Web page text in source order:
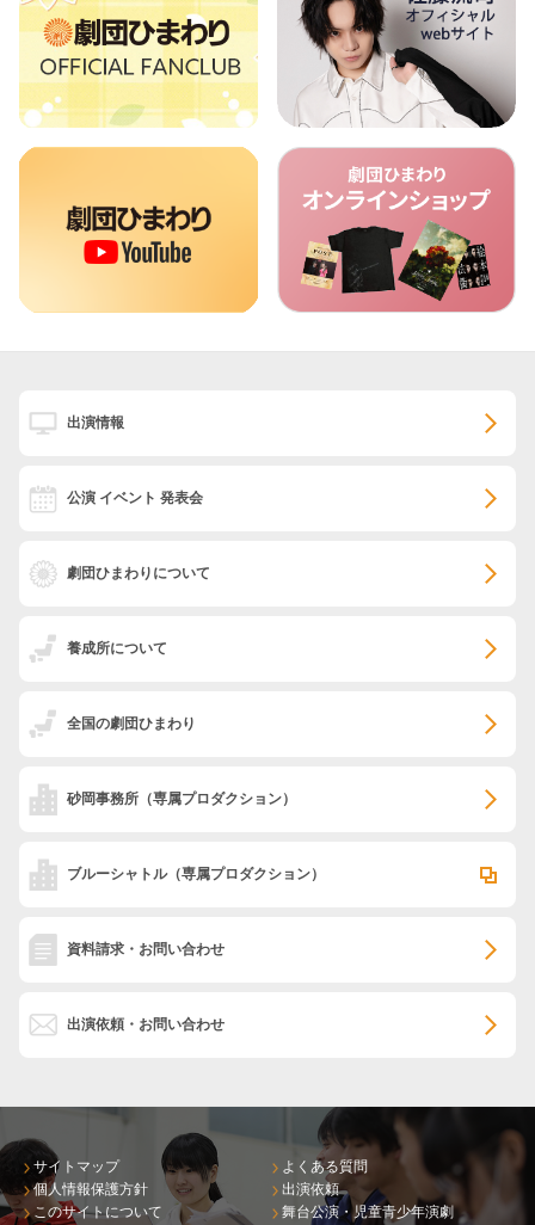
出演情報
公演 イベント 発表会
劇団ひまわりについて
養成所について
全国の劇団ひまわり
砂岡事務所 （専属プロダクション）
ブルーシャトル（専属プロダクション）
資料請求・お問い合わせ
出演依頼・お問い合わせ
サイトマップ
個人情報保護方針
このサイトについて
よくある質問
出演依頼
舞台公演・児童青少年演劇